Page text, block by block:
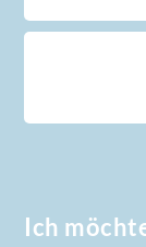
Ich